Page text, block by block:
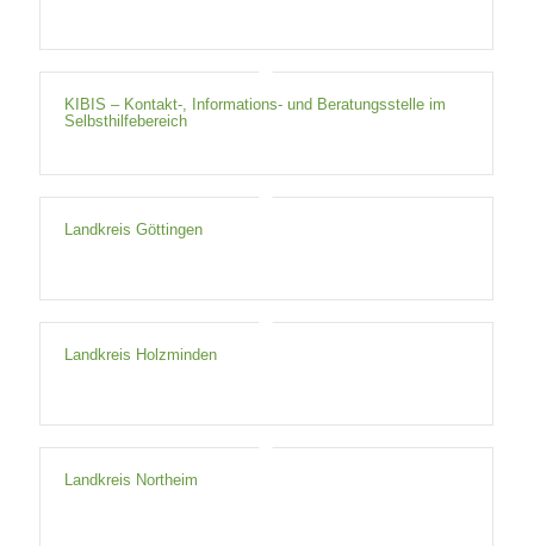
KIBIS – Kontakt-, Informations- und Beratungsstelle im
Selbsthilfebereich
Landkreis Göttingen
Landkreis Holzminden
Landkreis Northeim